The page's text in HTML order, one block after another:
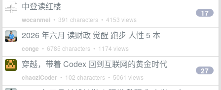
中登读红楼
wocanmei • 391 characters • 4153 views
17
2026 年六月 读财政 觉醒 跑步 人性 5 本
conge • 6785 characters • 1174 views
穿越，带着 Codex 回到互联网的黄金时代
chaoziCoder • 102 characters • 5061 views
27